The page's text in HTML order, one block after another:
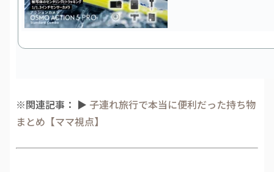
※関連記事： ▶︎ 子連れ旅行で本当に便利だった持ち物
まとめ【ママ視点】